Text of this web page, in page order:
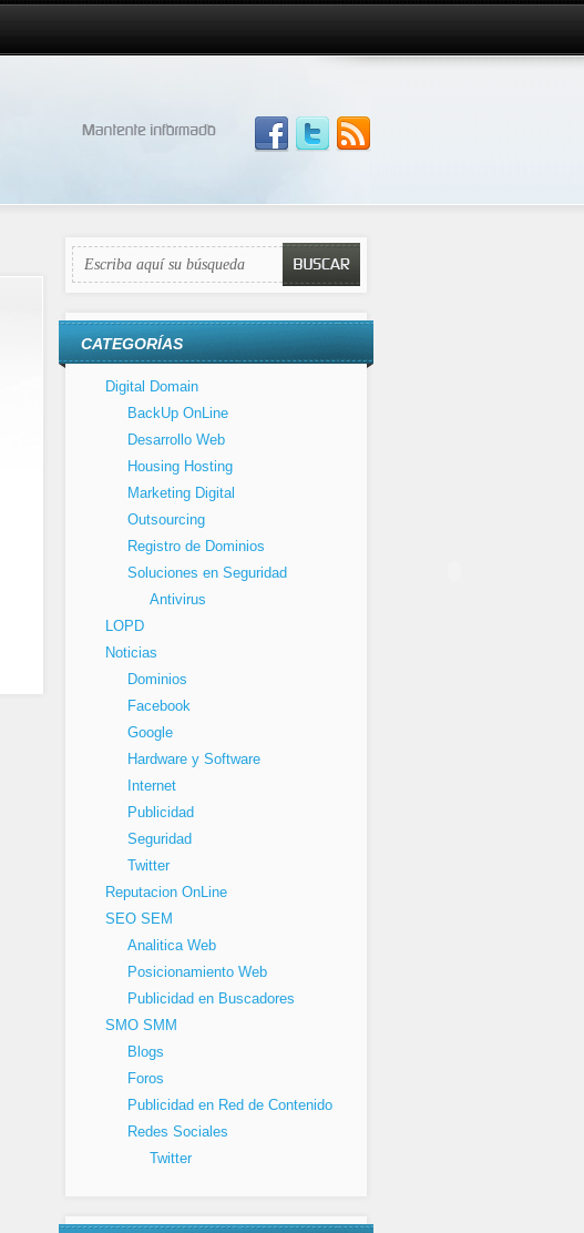
CATEGORÍAS
Digital Domain
BackUp OnLine
Desarrollo Web
Housing Hosting
Marketing Digital
Outsourcing
Registro de Dominios
Soluciones en Seguridad
Antivirus
LOPD
Noticias
Dominios
Facebook
Google
Hardware y Software
Internet
Publicidad
Seguridad
Twitter
Reputacion OnLine
SEO SEM
Analitica Web
Posicionamiento Web
Publicidad en Buscadores
SMO SMM
Blogs
Foros
Publicidad en Red de Contenido
Redes Sociales
Twitter